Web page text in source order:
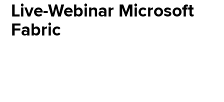
Live-Webinar Microsoft
Fabric